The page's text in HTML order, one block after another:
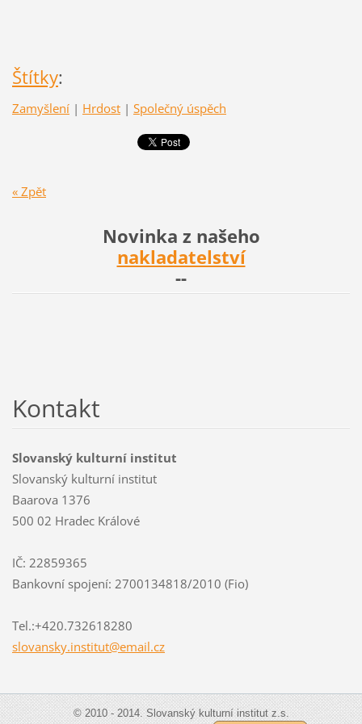
Štítky:
Zamyšlení | Hrdost | Společný úspěch
« Zpět
Novinka z našeho
nakladatelství
--
Kontakt
Slovanský kulturní institut
Slovanský kulturní institut
Baarova 1376
500 02 Hradec Králové
IČ: 22859365
Bankovní spojení: 2700134818/2010 (Fio)
Tel.:+420.732618280
slovansky.institut@email.cz
© 2010 - 2014. Slovanský kulturní institut z.s.